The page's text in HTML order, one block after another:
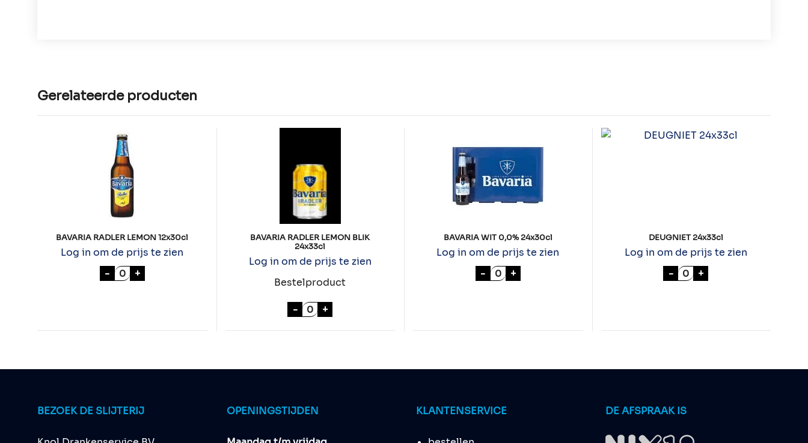
Gerelateerde producten
BAVARIA RADLER LEMON 12x30cl
Log in om de prijs te zien
- BAVARIA RADLER LEMON 12x30cl aantal
+
BAVARIA RADLER LEMON BLIK
24x33cl
Log in om de prijs te zien
Bestelproduct
- BAVARIA RADLER LEMON BLIK 24x33cl aantal
+
BAVARIA WIT 0,0% 24x30cl
Log in om de prijs te zien
- BAVARIA WIT 0,0% 24x30cl aantal
+
DEUGNIET 24x33cl
Log in om de prijs te zien
- DEUGNIET 24x33cl aantal
+
BEZOEK DE SLIJTERIJ OPENINGSTIJDEN KLANTENSERVICE DE AFSPRAAK IS